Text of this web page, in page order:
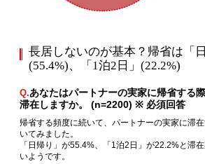
長居しないのが基本？帰省は「日
(55.4%)、「1泊2日」(22.2%)
Q.あなたはパートナーの実家に帰省する
滞在しますか。 (n=2200) ※ 必須回答
帰省する頻度に続いて、パートナーの実家に滞
いてみました。
「日帰り」が55.4%、「1泊2日」が22.2%と滞
いようです。